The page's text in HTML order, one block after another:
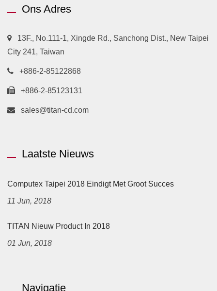
Ons Adres
13F., No.111-1, Xingde Rd., Sanchong Dist., New Taipei
City 241, Taiwan
+886-2-85122868
+886-2-85123131
sales@titan-cd.com
Laatste Nieuws
Computex Taipei 2018 Eindigt Met Groot Succes
11 Jun, 2018
TITAN Nieuw Product In 2018
01 Jun, 2018
Navigatie